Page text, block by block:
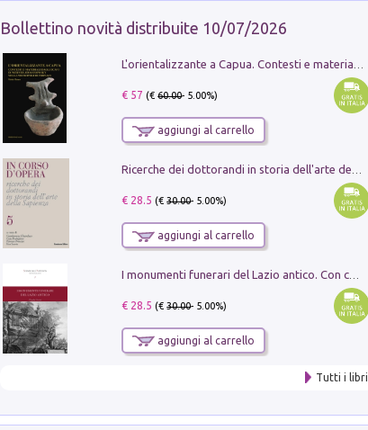
Bollettino novità distribuite 10/07/2026
€ 57 (€60.00- 5.00%)
aggiungi al carrello
€ 28.5 (€30.00- 5.00%)
aggiungi al carrello
€ 28.5 (€30.00- 5.00%)
aggiungi al carrello
Tutti i libri